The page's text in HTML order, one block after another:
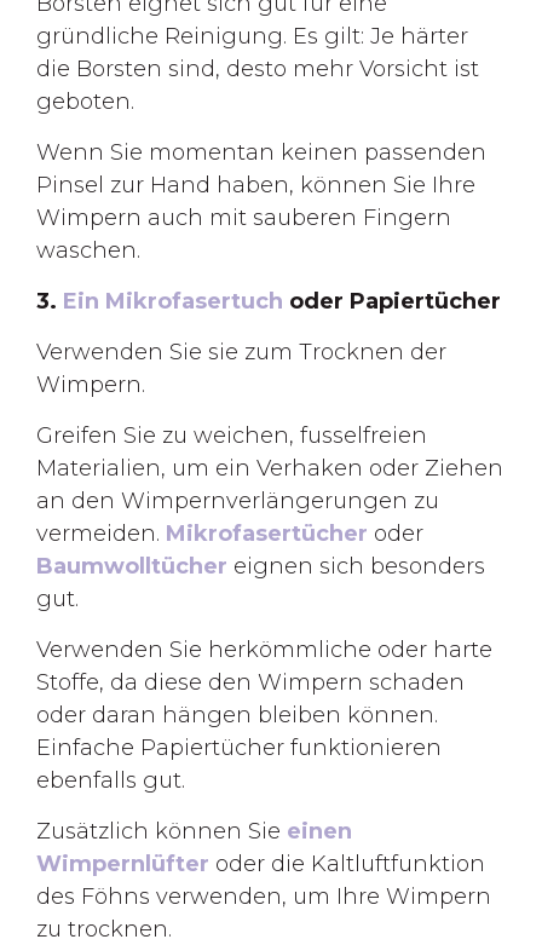
gründliche Reinigung. Es gilt: Je härter
die Borsten sind, desto mehr Vorsicht ist
geboten.
Wenn Sie momentan keinen passenden
Pinsel zur Hand haben, können Sie Ihre
Wimpern auch mit sauberen Fingern
waschen.
3. Ein Mikrofasertuch oder Papiertücher
Verwenden Sie sie zum Trocknen der
Wimpern.
Greifen Sie zu weichen, fusselfreien
Materialien, um ein Verhaken oder Ziehen
an den Wimpernverlängerungen zu
vermeiden. Mikrofasertücher oder
Baumwolltücher eignen sich besonders
gut.
Verwenden Sie herkömmliche oder harte
Stoffe, da diese den Wimpern schaden
oder daran hängen bleiben können.
Einfache Papiertücher funktionieren
ebenfalls gut.
Zusätzlich können Sie einen
Wimpernlüfter oder die Kaltluftfunktion
des Föhns verwenden, um Ihre Wimpern
zu trocknen.